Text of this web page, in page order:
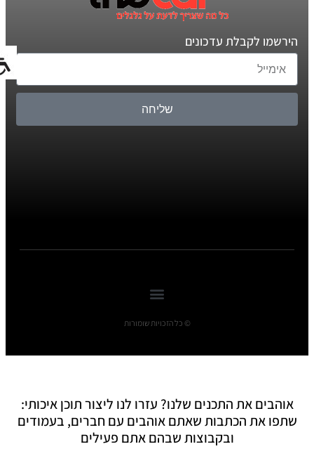
הירשמו לקבלת עדכונים
שליחה
© כל הזכויות שומורות
אוהבים את התכנים שלנו? עזרו לנו ליצור תוכן איכותי:
שתפו את הכתבות שאתם אוהבים עם חברים, בעמודים
ובקבוצות שבהם אתם פעילים